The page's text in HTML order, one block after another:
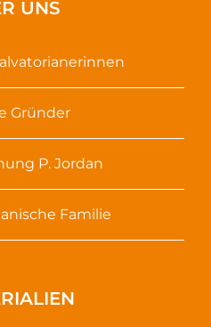
UNS
Gründer
P. Jordan
Familie